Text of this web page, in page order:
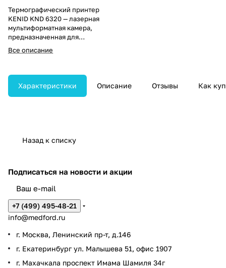
Термографический принтер
KENID KND 6320 — лазерная
мультиформатная камера,
предназначенная для
высокоточного
воспроизведения медицинских
методом сухого термического
переноса.
Все описание
Характеристики Описание Отзывы Как
Назад к списку
Подписаться на новости и акции
+7 (499) 495-48-21
info@medford.ru
г. Москва, Ленинский пр-т, д.146
г. Екатеринбург ул. Малышева 51, офис 1907
г. Махачкала проспект Имама Шамиля 34г